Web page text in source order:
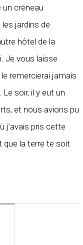
un créneau
les jardins de
hôtel de la
Je vous laisse
remercierai jamais
soir, il y eut un
et nous avions pu
j’avais pris cette
que la terre te soit